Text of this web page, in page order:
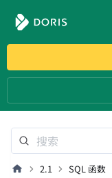
2.1 SQL 函数